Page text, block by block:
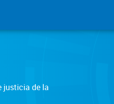
justicia de la